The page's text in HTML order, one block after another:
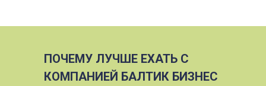
ПОЧЕМУ ЛУЧШЕ ЕХАТЬ С
КОМПАНИЕЙ БАЛТИК БИЗНЕС